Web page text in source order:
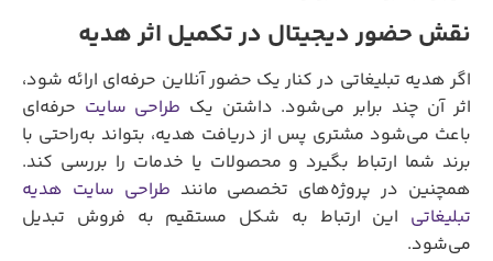
نقش حضور دیجیتال در تکمیل اثر هدیه
اگر هدیه تبلیغاتی در کنار یک حضور آنلاین حرفه‌ای ارائه شود،
اثر آن چند برابر می‌شود. داشتن یک طراحی سایت حرفه‌ای
باعث می‌شود مشتری پس از دریافت هدیه، بتواند به‌راحتی با
برند شما ارتباط بگیرد و محصولات یا خدمات را بررسی کند.
همچنین در پروژه‌های تخصصی مانند طراحی سایت هدیه
تبلیغاتی این ارتباط به شکل مستقیم به فروش تبدیل
می‌شود.